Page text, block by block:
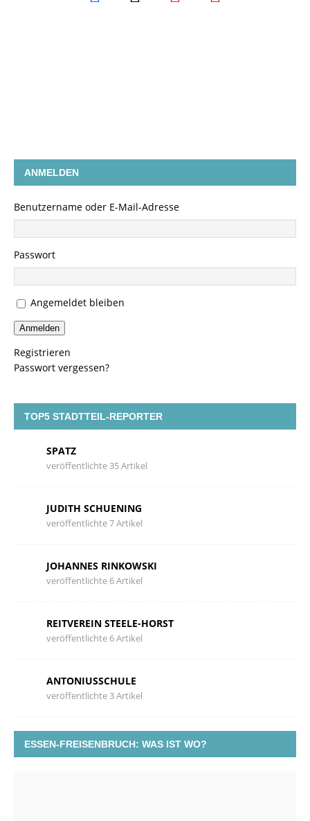
ANMELDEN
Benutzername oder E-Mail-Adresse
Passwort
Angemeldet bleiben
Anmelden
Registrieren
Passwort vergessen?
TOP5 STADTTEIL-REPORTER
SPATZ
veröffentlichte 35 Artikel
JUDITH SCHUENING
veröffentlichte 7 Artikel
JOHANNES RINKOWSKI
veröffentlichte 6 Artikel
REITVEREIN STEELE-HORST
veröffentlichte 6 Artikel
ANTONIUSSCHULE
veröffentlichte 3 Artikel
ESSEN-FREISENBRUCH: WAS IST WO?